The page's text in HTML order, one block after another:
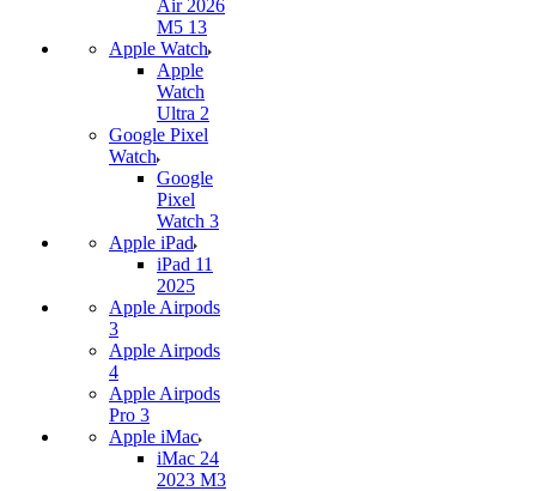
Air 2026
M5 13
Apple Watch
Apple
Watch
Ultra 2
Google Pixel
Watch
Google
Pixel
Watch 3
Apple iPad
iPad 11
2025
Apple Airpods
3
Apple Airpods
4
Apple Airpods
Pro 3
Apple iMac
iMac 24
2023 M3